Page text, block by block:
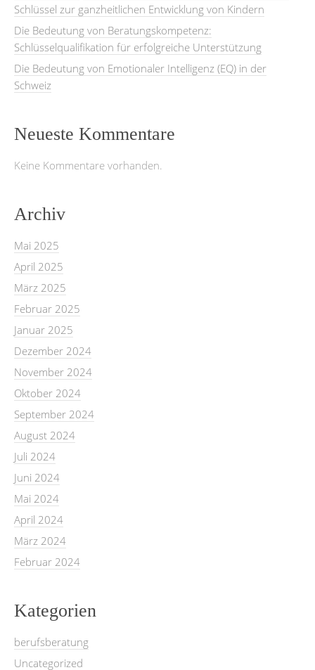
Schlüssel zur ganzheitlichen Entwicklung von Kindern
Die Bedeutung von Beratungskompetenz:
Schlüsselqualifikation für erfolgreiche Unterstützung
Die Bedeutung von Emotionaler Intelligenz (EQ) in der
Schweiz
Neueste Kommentare
Keine Kommentare vorhanden.
Archiv
Mai 2025
April 2025
März 2025
Februar 2025
Januar 2025
Dezember 2024
November 2024
Oktober 2024
September 2024
August 2024
Juli 2024
Juni 2024
Mai 2024
April 2024
März 2024
Februar 2024
Kategorien
berufsberatung
Uncategorized